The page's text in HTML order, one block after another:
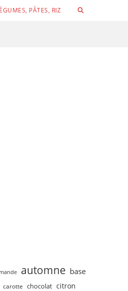
PÂTES, RIZ TOGGLE
automne base
carotte chocolat citron